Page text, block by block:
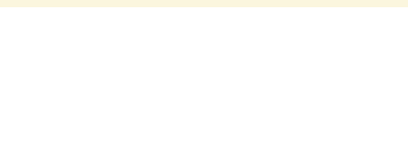
Tillbehörs artiklar